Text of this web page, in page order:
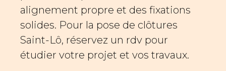
alignement propre et des fixations
solides. Pour la pose de clôtures
Saint-Lô, réservez un rdv pour
étudier votre projet et vos travaux.